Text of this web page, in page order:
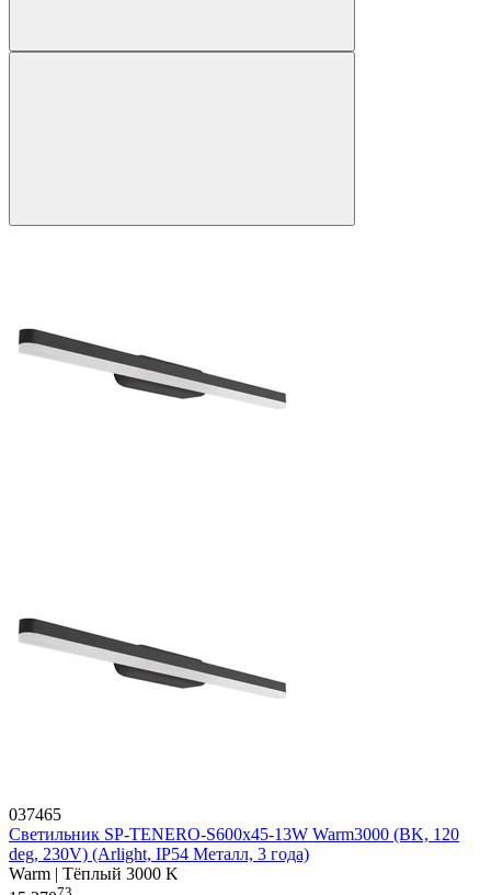
037465
Светильник SP-TENERO-S600x45-13W Warm3000 (BK, 120
deg, 230V) (Arlight, IP54 Металл, 3 года)
Warm | Тёплый 3000 K